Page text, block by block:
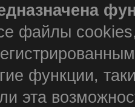
файлы
функции,
эта